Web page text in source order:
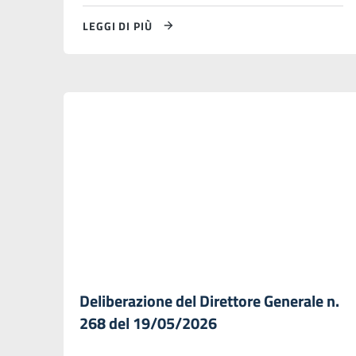
LEGGI DI PIÙ
Deliberazione del Direttore Generale n.
268 del 19/05/2026